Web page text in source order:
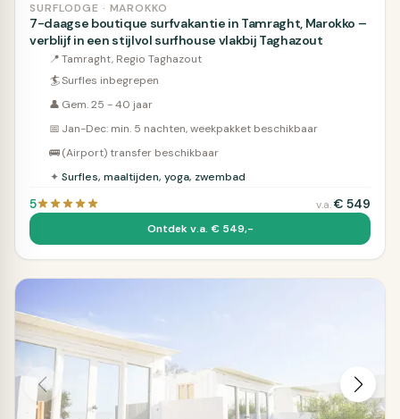
SURFLODGE · MAROKKO
7-daagse boutique surfvakantie in Tamraght, Marokko –
verblijf in een stijlvol surfhouse vlakbij Taghazout
📍Tamraght, Regio Taghazout
🏄Surfles inbegrepen
👤 Gem. 25 - 40 jaar
📅 Jan-Dec: min. 5 nachten, weekpakket beschikbaar
🚌(Airport) transfer beschikbaar
✦ Surfles, maaltijden, yoga, zwembad
5 v.a.€ 549
Ontdek v.a. € 549,-